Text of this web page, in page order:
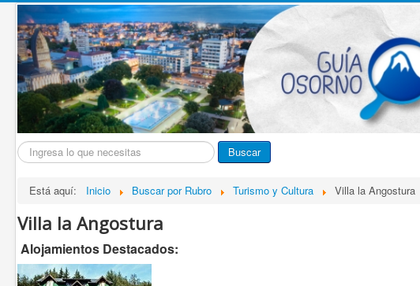
Buscar... Buscar
Está aquí: Inicio Buscar por Rubro Turismo y Cultura Villa la Angostura
Villa la Angostura
Alojamientos Destacados: